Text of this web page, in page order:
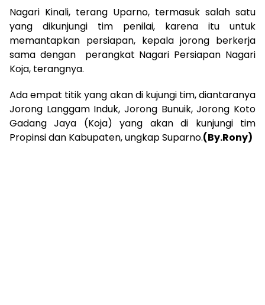
Nagari Kinali, terang Uparno, termasuk salah satu
yang dikunjungi tim penilai, karena itu untuk
memantapkan persiapan, kepala jorong berkerja
sama dengan perangkat Nagari Persiapan Nagari
Koja, terangnya.
Ada empat titik yang akan di kujungi tim, diantaranya
Jorong Langgam Induk, Jorong Bunuik, Jorong Koto
Gadang Jaya (Koja) yang akan di kunjungi tim
Propinsi dan Kabupaten, ungkap Suparno.(By.Rony)